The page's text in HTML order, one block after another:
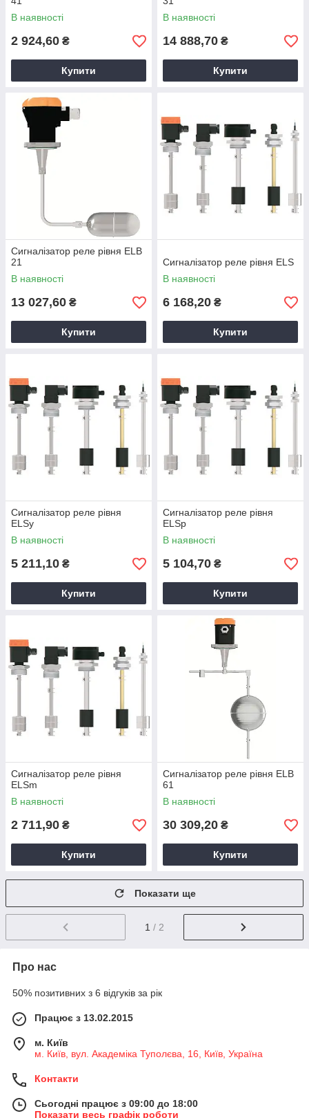
В наявності
2 924,60 ₴
Купити
В наявності
14 888,70 ₴
Купити
Сигналізатор реле рівня ELB
21
В наявності
13 027,60 ₴
Купити
Сигналізатор реле рівня ELS
В наявності
6 168,20 ₴
Купити
Сигналізатор реле рівня
ELSy
В наявності
5 211,10 ₴
Купити
Сигналізатор реле рівня
ELSp
В наявності
5 104,70 ₴
Купити
Сигналізатор реле рівня
ELSm
В наявності
2 711,90 ₴
Купити
Сигналізатор реле рівня ELB
61
В наявності
30 309,20 ₴
Купити
Показати ще
1 / 2
Про нас
50% позитивних з 6 відгуків за рік
Працює з 13.02.2015
м. Київ
м. Київ, вул. Академіка Туполєва, 16, Київ, Україна
Контакти
Сьогодні працює з 09:00 до 18:00
Показати весь графік роботи